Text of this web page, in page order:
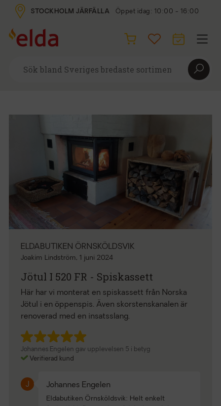
STOCKHOLM JÄRFÄLLA Öppet idag: 10:00 - 16:00
ELDABUTIKEN ÖRNSKÖLDSVIK
Joakim Lindström, 1 juni 2024
Jötul I 520 FR - Spiskassett
Här har vi monterat en spiskassett från Norska
Jötul i en öppenspis. Även skorstenskanalen är
renoverad med en insatsslang.
Johannes Engelen gav upplevelsen 5 i betyg
Verifierad kund
J Johannes Engelen
Eldabutiken Örnsköldsvik: Helt enkelt